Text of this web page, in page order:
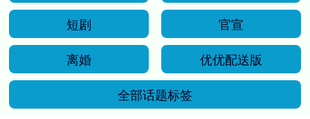
短剧
官宣
离婚
优优配送版
全部话题标签